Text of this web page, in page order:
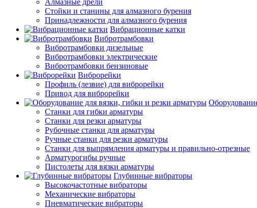
Алмазные дрели
Стойки и станины для алмазного бурения
Принадлежности для алмазного бурения
Вибрационные катки
Вибротрамбовки
Вибротрамбовки дизельные
Вибротрамбовки электрические
Вибротрамбовки бензиновые
Виброрейки
Профиль (лезвие) для виброрейки
Привод для виброрейки
Станки для гибки арматуры
Станки для резки арматуры
Рубочные станки для арматуры
Ручные станки для резки арматуры
Станки для выпрямления арматуры и правильно-отрезные
Арматурогибы ручные
Пистолеты для вязки арматуры
Глубинные вибраторы
Высокочастотные вибраторы
Механические вибраторы
Пневматические вибраторы